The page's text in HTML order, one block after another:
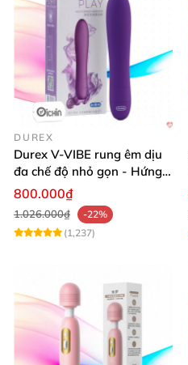
DUREX
Durex V-VIBE rung êm dịu
đa chế độ nhỏ gọn - Hứng
khởi từng phút
800.000₫
1.026.000₫
-22%
(1,237)